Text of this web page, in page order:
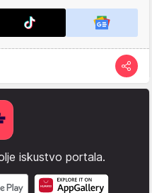
iskustvo portala.